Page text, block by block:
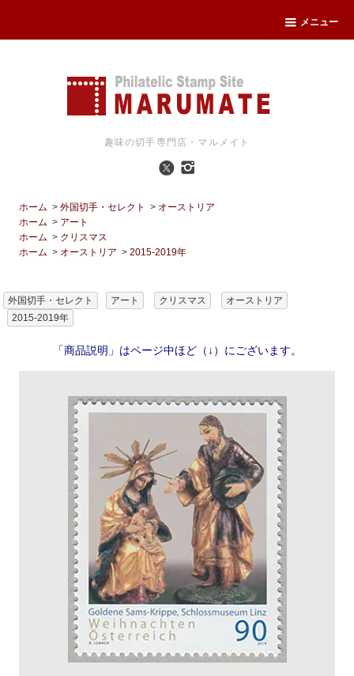
メニュー
趣味の切手専門店・マルメイト
ホーム >外国切手・セレクト > オーストリア
ホーム > アート
ホーム > クリスマス
ホーム > オーストリア >2015-2019年
外国切手・セレクト アート クリスマス
オーストリア
2015-2019年
「商品説明」はページ中ほど（↓）にございます。